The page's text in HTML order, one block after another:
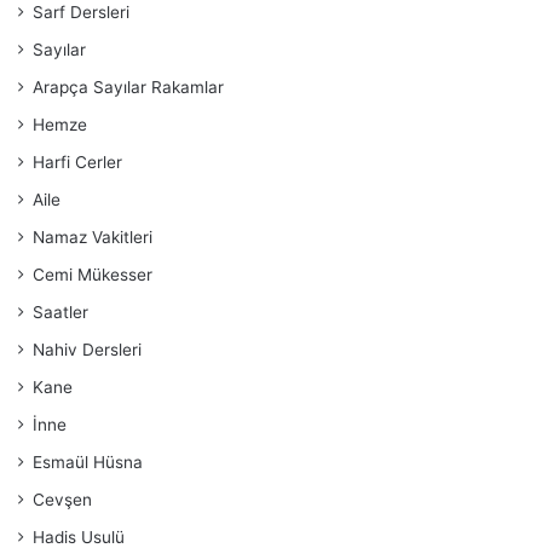
Sarf Dersleri
Sayılar
Arapça Sayılar Rakamlar
Hemze
Harfi Cerler
Aile
Namaz Vakitleri
Cemi Mükesser
Saatler
Nahiv Dersleri
Kane
İnne
Esmaül Hüsna
Cevşen
Hadis Usulü